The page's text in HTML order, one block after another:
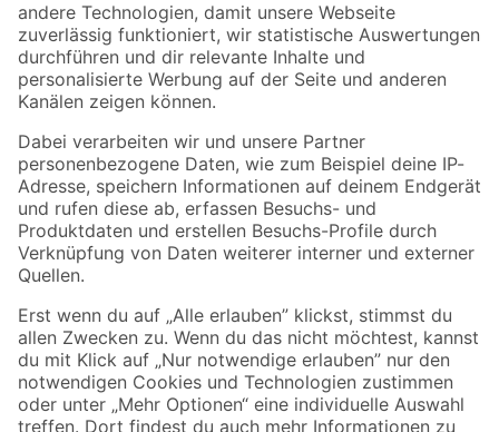
Zur Newsletter Anmeldung
Folge uns
Zahlungsarten Versandarten
Sicher einkaufen
Jetzt die toom-App herunterladen